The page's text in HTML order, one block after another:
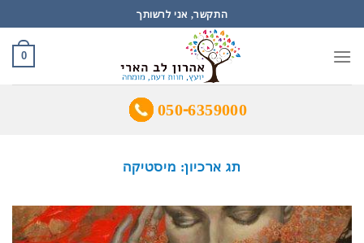
to
content
התקשר, אני לרשותך
0
050-6359000
תג ארכיון: מיסטיקה